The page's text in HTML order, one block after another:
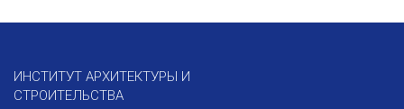
ИНСТИТУТ АРХИТЕКТУРЫ И
СТРОИТЕЛЬСТВА